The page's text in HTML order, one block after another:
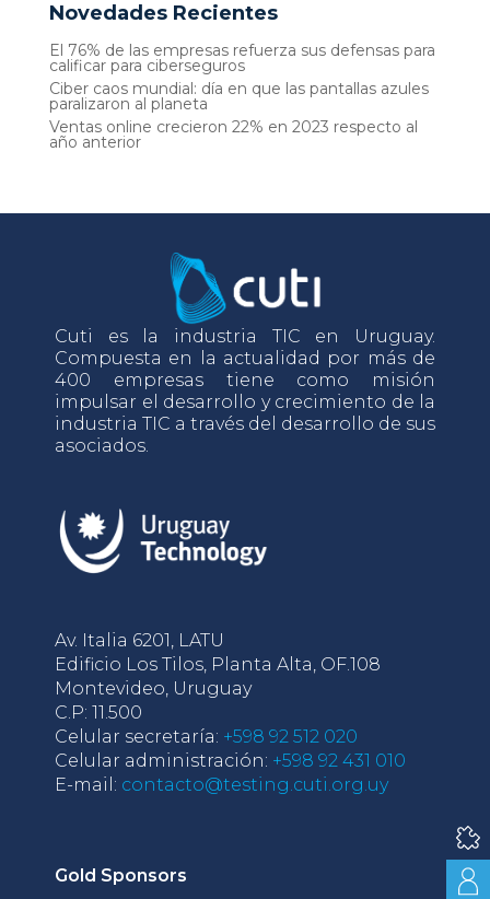
Novedades Recientes
El 76% de las empresas refuerza sus defensas para
calificar para ciberseguros
Ciber caos mundial: día en que las pantallas azules
paralizaron al planeta
Ventas online crecieron 22% en 2023 respecto al
año anterior
Cuti es la industria TIC en Uruguay.
Compuesta en la actualidad por más de
400 empresas tiene como misión
impulsar el desarrollo y crecimiento de la
industria TIC a través del desarrollo de sus
asociados.
Av. Italia 6201, LATU
Edificio Los Tilos, Planta Alta, OF.108
Montevideo, Uruguay
C.P: 11.500
Celular secretaría: +598 92 512 020
Celular administración: +598 92 431 010
E-mail: contacto@testing.cuti.org.uy
Gold Sponsors